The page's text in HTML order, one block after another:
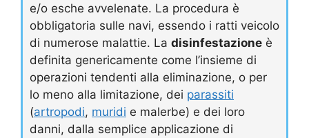
e/o esche avvelenate. La procedura è
obbligatoria sulle navi, essendo i ratti veicolo
di numerose malattie. La disinfestazione è
definita genericamente come l’insieme di
operazioni tendenti alla eliminazione, o per
lo meno alla limitazione, dei parassiti
(artropodi, muridi e malerbe) e dei loro
danni, dalla semplice applicazione di